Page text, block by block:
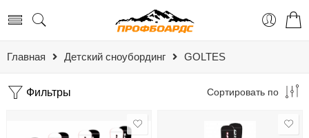
Главная Детский сноубординг GOLTES
Фильтры Сортировать по